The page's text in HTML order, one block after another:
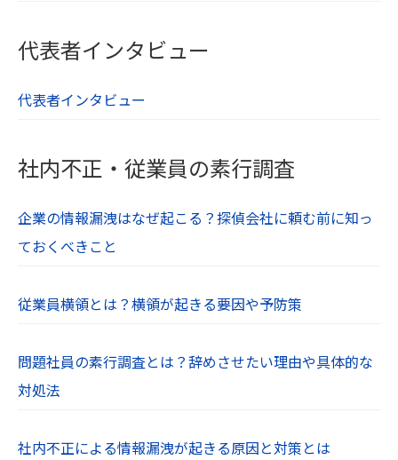
代表者インタビュー
代表者インタビュー
社内不正・従業員の素行調査
企業の情報漏洩はなぜ起こる？探偵会社に頼む前に知っ
ておくべきこと
従業員横領とは？横領が起きる要因や予防策
問題社員の素行調査とは？辞めさせたい理由や具体的な
対処法
社内不正による情報漏洩が起きる原因と対策とは